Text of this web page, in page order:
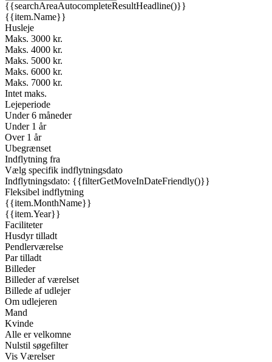
{{searchAreaAutocompleteResultHeadline()}}
{{item.Name}}
Husleje
Maks. 3000 kr.
Maks. 4000 kr.
Maks. 5000 kr.
Maks. 6000 kr.
Maks. 7000 kr.
Intet maks.
Lejeperiode
Under 6 måneder
Under 1 år
Over 1 år
Ubegrænset
Indflytning fra
Vælg specifik indflytningsdato
Indflytningsdato: {{filterGetMoveInDateFriendly()}}
Fleksibel indflytning
{{item.MonthName}}
{{item.Year}}
Faciliteter
Husdyr tilladt
Pendlerværelse
Par tilladt
Billeder
Billeder af værelset
Billede af udlejer
Om udlejeren
Mand
Kvinde
Alle er velkomne
Nulstil søgefilter
Vis Værelser